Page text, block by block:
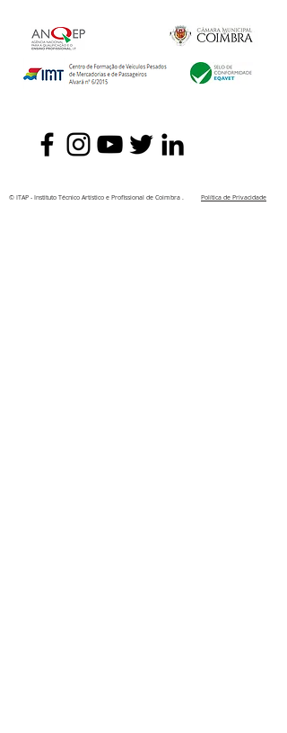
© ITAP - Instituto Técnico Artístico e Profissional de Coimbra . Política de Privacidade